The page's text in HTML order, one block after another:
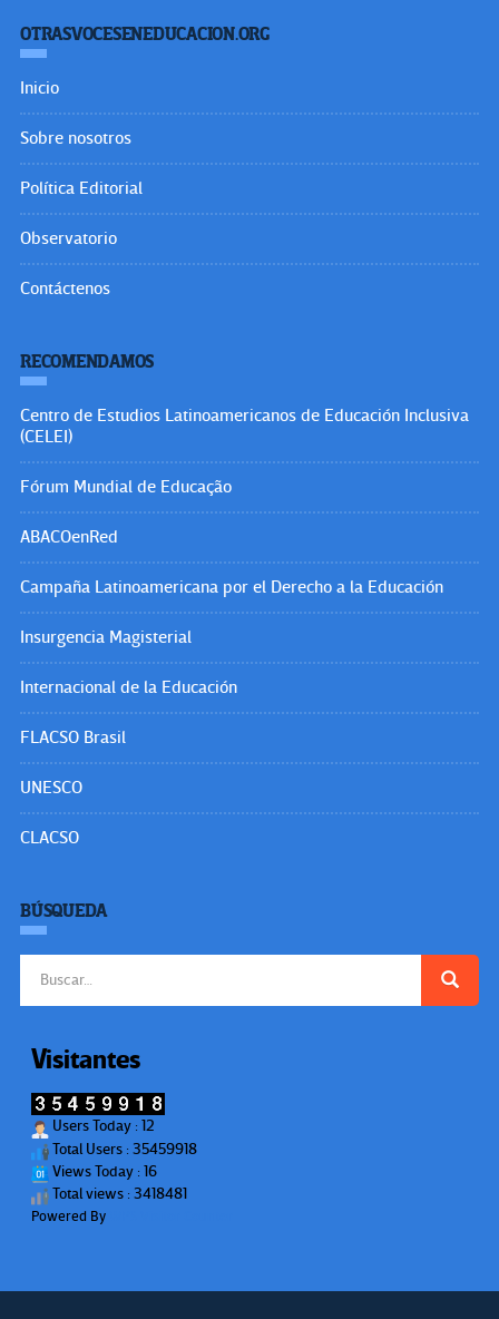
OTRASVOCESENEDUCACION.ORG
Inicio
Sobre nosotros
Política Editorial
Observatorio
Contáctenos
RECOMENDAMOS
Centro de Estudios Latinoamericanos de Educación Inclusiva
(CELEI)
Fórum Mundial de Educação
ABACOenRed
Campaña Latinoamericana por el Derecho a la Educación
Insurgencia Magisterial
Internacional de la Educación
FLACSO Brasil
UNESCO
CLACSO
BÚSQUEDA
Visitantes
Users Today : 12
Total Users : 35459918
Views Today : 16
Total views : 3418481
Powered By